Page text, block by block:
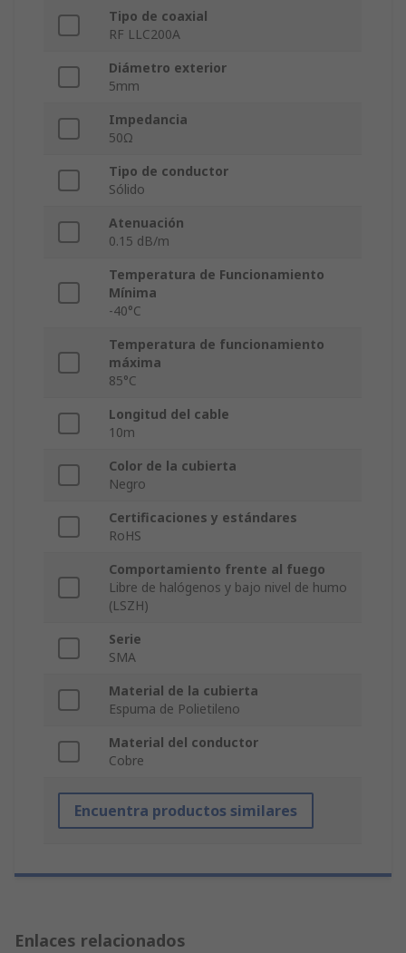
Tipo de coaxial
RF LLC200A
Diámetro exterior
5mm
Impedancia
50Ω
Tipo de conductor
Sólido
Atenuación
0.15 dB/m
Temperatura de Funcionamiento
Mínima
-40°C
Temperatura de funcionamiento
máxima
85°C
Longitud del cable
10m
Color de la cubierta
Negro
Certificaciones y estándares
RoHS
Comportamiento frente al fuego
Libre de halógenos y bajo nivel de humo
(LSZH)
Serie
SMA
Material de la cubierta
Espuma de Polietileno
Material del conductor
Cobre
Encuentra productos similares
Enlaces relacionados